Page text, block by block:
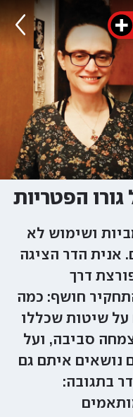
הפטריות
ושימוש לא
אנית הדר הציגה
דרך
חושף: כמה
שיטות שכללו
סביבה, ועל
נושאים איתם גם
בתגובה: